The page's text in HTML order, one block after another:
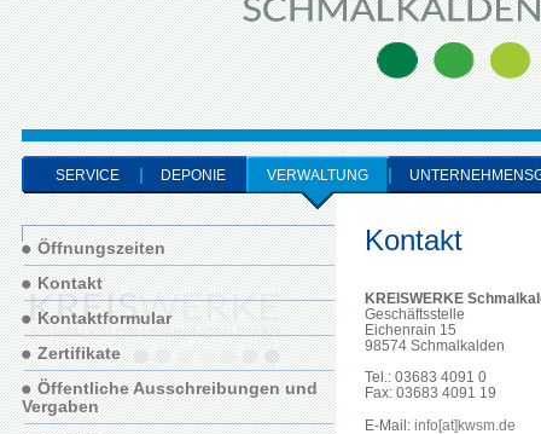
SERVICE DEPONIE VERWALTUNG
Kontakt
KREISWERKE
Geschäftsstelle
Eichenrain 15
98574 Schmalkalden
Tel.: 03683 4091 0
Fax: 03683 4091 19
E-Mail: info[at]kwsm.de
Öffnungszeiten
Kontakt
Kontaktformular
Zertifikate
Öffentliche Ausschreibungen und
Vergaben